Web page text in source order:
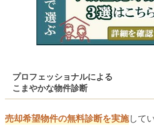
プロフェッショナルによる
こまやかな物件診断
売却希望物件の無料診断を実施して